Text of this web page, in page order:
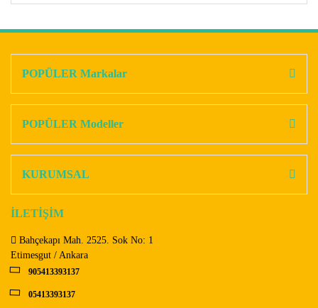
Ürün açıklamasında eksik bilgiler bulunuyor.
Bu ürüne benzer farklı alternatifler olmalı.
POPÜLER Markalar
POPÜLER Modeller
KURUMSAL
İLETİŞİM
Bahçekapı Mah. 2525. Sok No: 1
Etimesgut / Ankara
905413393137
05413393137